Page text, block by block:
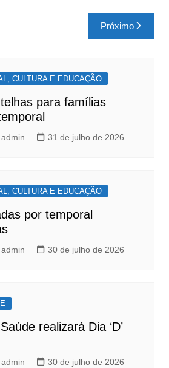
Próximo
CULTURA E EDUCAÇÃO
para famílias
31 de julho de 2026
CULTURA E EDUCAÇÃO
por temporal
30 de julho de 2026
realizará Dia ‘D’
30 de julho de 2026